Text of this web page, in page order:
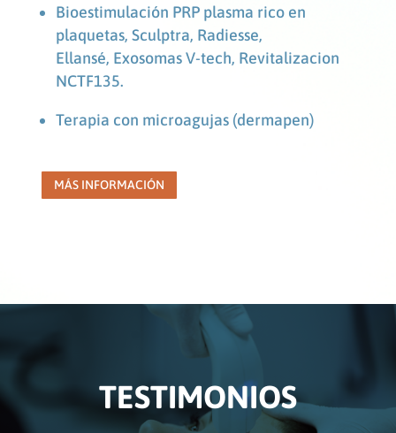
Bioestimulación PRP plasma rico en
plaquetas, Sculptra, Radiesse,
Ellansé, Exosomas V-tech, Revitalizacion
NCTF135.
Terapia con microagujas (dermapen)
MÁS INFORMACIÓN
TESTIMONIOS